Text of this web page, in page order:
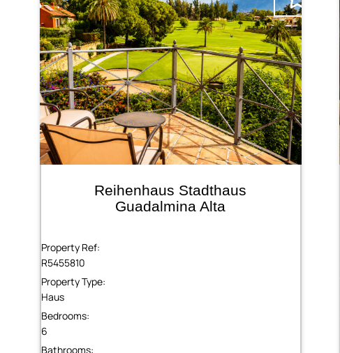
Reihenhaus Stadthaus
Guadalmina Alta
Property Ref:
R5455810
Property Type:
Haus
Bedrooms:
6
Bathrooms: